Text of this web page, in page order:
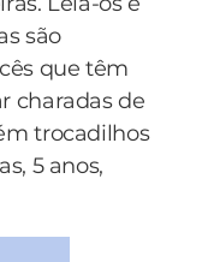
são
que têm
charadas de
trocadilhos
5 anos,